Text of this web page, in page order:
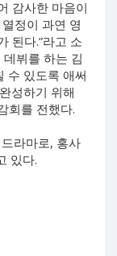
감사한 마음이
정이 과연 영
된다.”라고 소
데뷔를 하는 김
수 있도록 애써
성하기 위해
회를 전했다.
라마로, 홍사
있다.